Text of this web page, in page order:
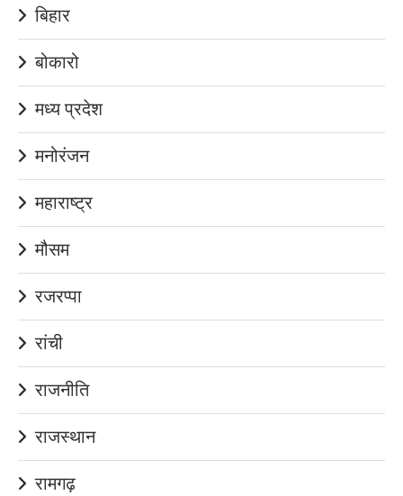
बिहार
बोकारो
मध्य प्रदेश
मनोरंजन
महाराष्ट्र
मौसम
रजरप्पा
रांची
राजनीति
राजस्थान
रामगढ़